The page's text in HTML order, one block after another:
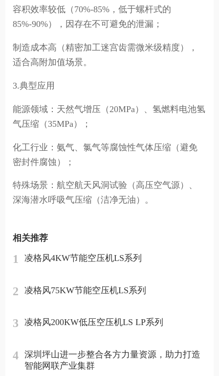
容积效率较低（70%-85%，低于螺杆式的
85%-90%），因存在不可避免的泄漏；
制造成本高（精密加工迷宫齿需微米级精度），
适合高附加值场景。
3.典型应用
能源领域：天然气增压（20MPa）、氢燃料电池氢
气压缩（35MPa）；
化工行业：氨气、氯气等腐蚀性气体压缩（避免
密封件腐蚀）；
特殊场景：航空航天风洞试验（高压空气源）、
深海潜水呼吸气压缩（洁净无油）。
相关推荐
1 凌格风4KW节能空压机LS系列
2 凌格风75KW节能空压机LS系列
3 凌格风200KW低压空压机LS LP系列
4
深圳坪山进一步整合各方力量资源，助力打造
智能网联产业集群